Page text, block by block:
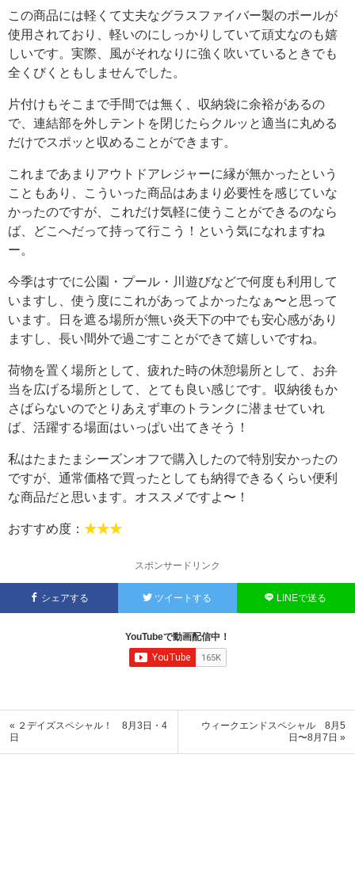
この商品には軽くて丈夫なグラスファイバー製のポールが
使用されており、軽いのにしっかりしていて頑丈なのも嬉
しいです。実際、風がそれなりに強く吹いているときでも
全くびくともしませんでした。
片付けもそこまで手間では無く、収納袋に余裕があるの
で、連結部を外しテントを閉じたらクルッと適当に丸める
だけでスポッと収めることができます。
これまであまりアウトドアレジャーに縁が無かったという
こともあり、こういった商品はあまり必要性を感じていな
かったのですが、これだけ気軽に使うことができるのなら
ば、どこへだって持って行こう！という気になれますね
ー。
今季はすでに公園・プール・川遊びなどで何度も利用して
いますし、使う度にこれがあってよかったなぁ〜と思って
います。日を遮る場所が無い炎天下の中でも安心感があり
ますし、長い間外で過ごすことができて嬉しいですね。
荷物を置く場所として、疲れた時の休憩場所として、お弁
当を広げる場所として、とても良い感じです。収納後もか
さばらないのでとりあえず車のトランクに潜ませていれ
ば、活躍する場面はいっぱい出てきそう！
私はたまたまシーズンオフで購入したので特別安かったの
ですが、通常価格で買ったとしても納得できるくらい便利
な商品だと思います。オススメですよ〜！
おすすめ度： ★★★
スポンサードリンク
シェアする ツイートする LINEで送る
YouTubeで動画配信中！
« ２デイズスペシャル！ 8月3日・4
日
ウィークエンドスペシャル 8月5
日〜8月7日 »